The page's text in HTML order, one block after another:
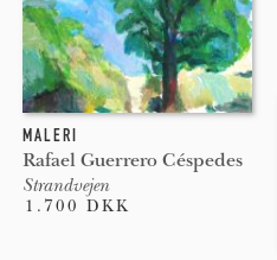
MALERI
Rafael Guerrero Céspedes
Strandvejen
1.700 DKK